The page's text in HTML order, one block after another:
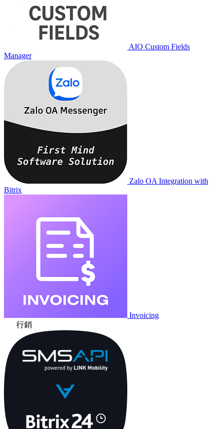
AIO Custom Fields
Manager
Zalo OA Integration with
Bitrix
Invoicing
行銷